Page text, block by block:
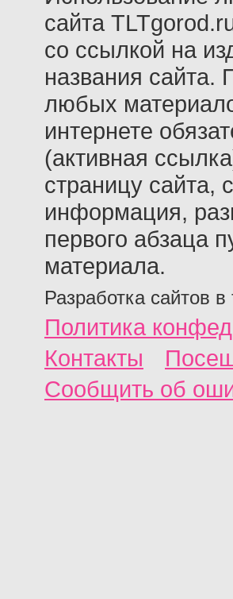
сайта
со ссылкой на
названия сайта.
любых
интернете
(активная
страницу сайта,
информация,
первого абзаца
материала.
Разработка сайтов в
Политика
Контакты
Сообщить об